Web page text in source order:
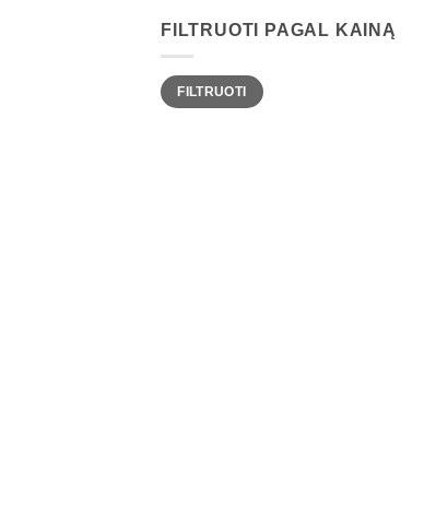
FILTRUOTI PAGAL KAINĄ
Min
kaina
Maks
kainaFILTRUOTI